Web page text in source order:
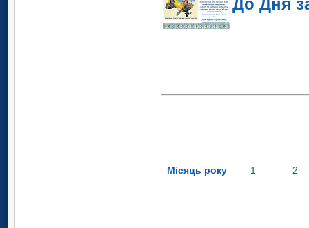
До Дня
Місяць року 1 2